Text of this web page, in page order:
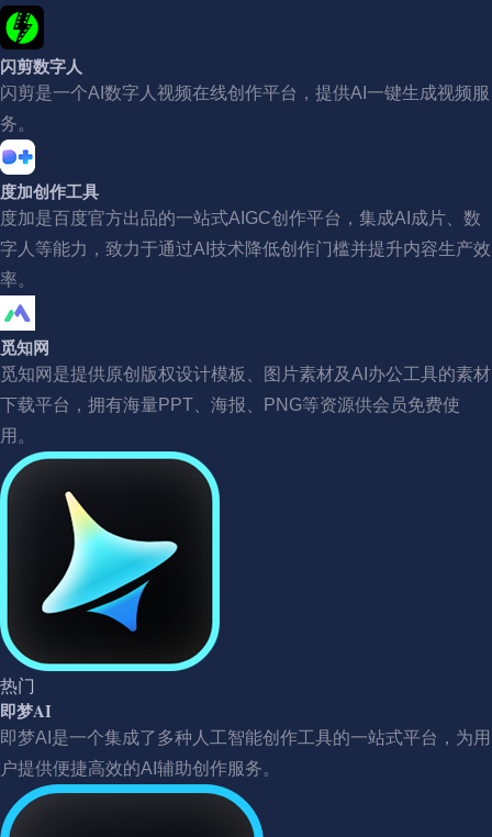
闪剪数字人
闪剪是一个AI数字人视频在线创作平台，提供AI一键生成视频服
务。
度加创作工具
度加是百度官方出品的一站式AIGC创作平台，集成AI成片、数
字人等能力，致力于通过AI技术降低创作门槛并提升内容生产效
率。
觅知网
觅知网是提供原创版权设计模板、图片素材及AI办公工具的素材
下载平台，拥有海量PPT、海报、PNG等资源供会员免费使
用。
热门
即梦AI
即梦AI是一个集成了多种人工智能创作工具的一站式平台，为用
户提供便捷高效的AI辅助创作服务。